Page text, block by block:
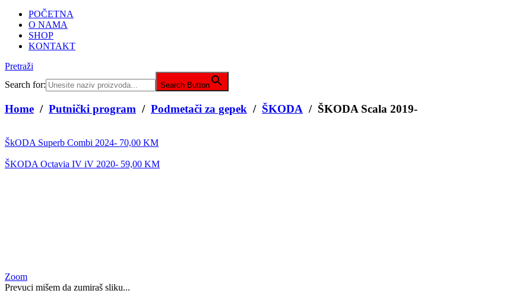
POČETNA
O NAMA
SHOP
KONTAKT
Pretraži
Search for:
Search Button
Home / Putnički program / Podmetači za gepek / ŠKODA / ŠKODA Scala 2019-
ŠkODA Superb Combi 2024- 70,00 KM
ŠKODA Octavia IV iV 2020- 59,00 KM
Zoom
Prevuci mišem da zumiraš sliku...